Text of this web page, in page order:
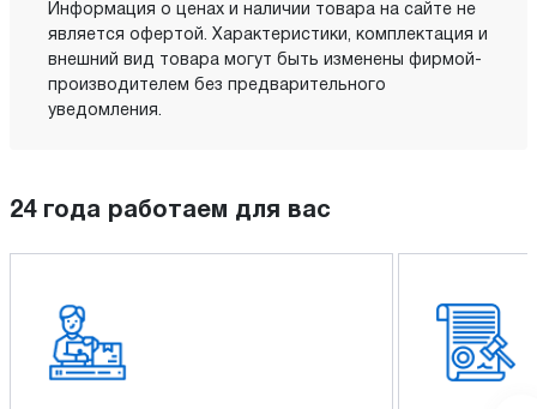
Информация о ценах и наличии товара на сайте не
является офертой. Характеристики, комплектация и
внешний вид товара могут быть изменены фирмой-
производителем без предварительного
уведомления.
24 года работаем для вас